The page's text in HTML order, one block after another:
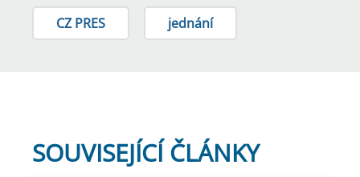
CZ PRES jednání
SOUVISEJÍCÍ ČLÁNKY